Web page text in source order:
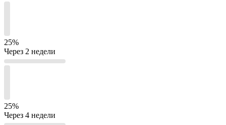
25%
Через 2 недели
25%
Через 4 недели